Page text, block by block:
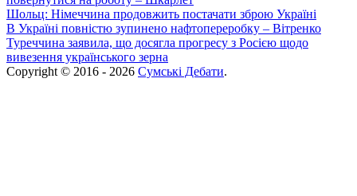
Шольц: Німеччина продовжить постачати зброю Україні
В Україні повністю зупинено нафтопереробку – Вітренко
Туреччина заявила, що досягла прогресу з Росією щодо
вивезення українського зерна
Copyright © 2016 - 2026 Сумські Дебати.